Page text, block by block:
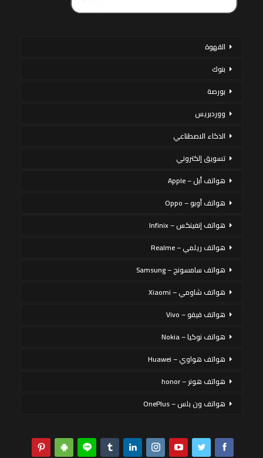
القهوة
بنوك
بورصة
ووردبريس
الذكاء الاصطناعي
تسويق إلكتروني
هواتف أبل – Apple
هواتف أوبو – Oppo
هواتف إنفينكس – Infinix
هواتف ريلمي – Realme
هواتف سامسونج – Samsung
هواتف شاومي – Xiaomi
هواتف فيفو – Vivo
هواتف نوكيا – Nokia
هواتف هواوي – Huawei
هواتف هونر – honor
هواتف ون بلس – OnePlus